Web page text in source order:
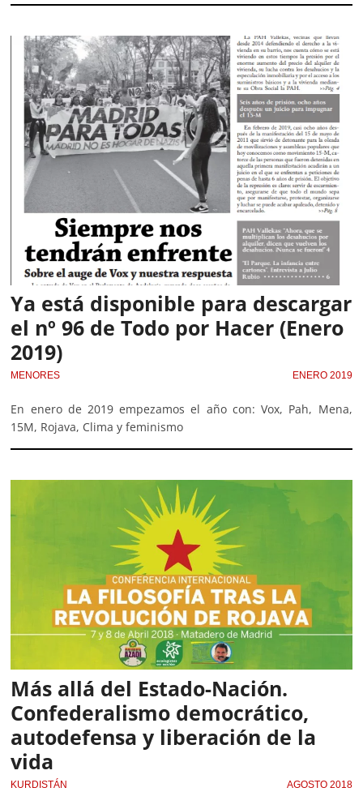
Ya está disponible para descargar
el nº 96 de Todo por Hacer (Enero
2019)
MENORES ENERO 2019
En enero de 2019 empezamos el año con: Vox, Pah, Mena,
15M, Rojava, Clima y feminismo
Más allá del Estado-Nación.
Confederalismo democrático,
autodefensa y liberación de la
vida
KURDISTÁN AGOSTO 2018